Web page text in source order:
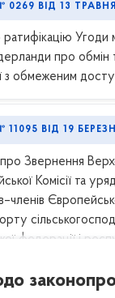
0269 ВІД13
Угоди
про обмін
з обмеженим
ВІД19
Звернення
Комісії та
федерації і